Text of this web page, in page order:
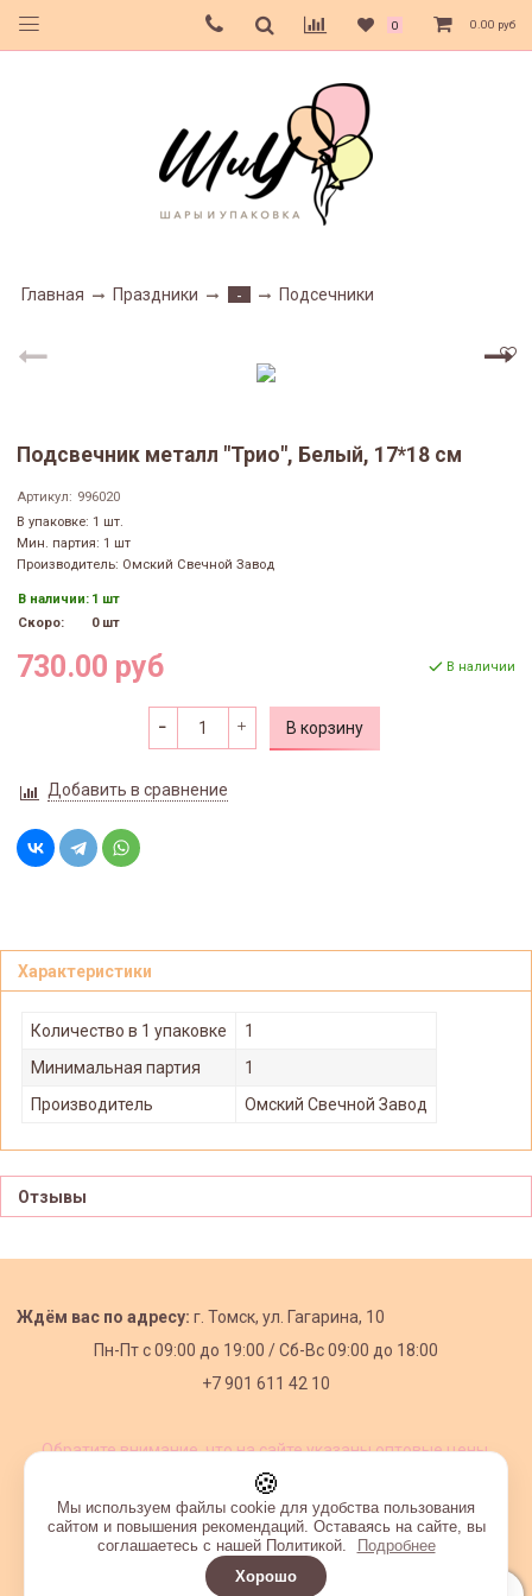
0 0.00 руб
Главная Праздники - Подсечники
Подсвечник металл "Трио", Белый, 17*18 см
Артикул: 996020
В упаковке: 1 шт.
Мин. партия: 1 шт
Производитель: Омский Свечной Завод
В наличии: 1 шт
Скоро:
0 шт
730.00 руб В наличии
В корзину
Добавить в сравнение
Характеристики
Количество в 1 упаковке
1
Минимальная партия
1
Производитель
Омский Свечной Завод
Отзывы
Ждём вас по адресу: г. Томск, ул. Гагарина, 10
Пн-Пт с09:00 до 19:00 /Сб-Вс 09:00 до 18:00
+7 901 611 42 10
Обратите внимание, что на сайте указаны оптовые цены,
🍪
Мы используем файлы cookie для удобства пользования
сайтом и повышения рекомендаций. Оставаясь на сайте, вы
соглашаетесь с нашей Политикой.
Подробнее
Хорошо